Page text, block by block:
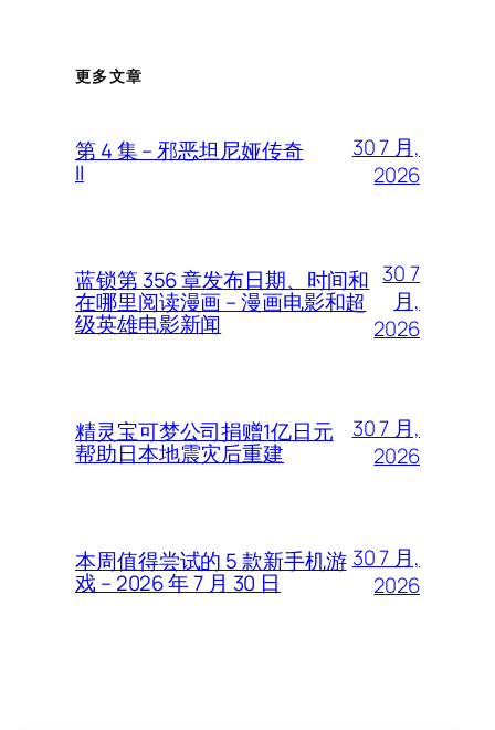
更多文章
第 4 集 – 邪恶坦尼娅传奇
II
30 7 月,
2026
蓝锁第 356 章发布日期、时间和
在哪里阅读漫画 – 漫画电影和超
级英雄电影新闻
30 7
月,
2026
精灵宝可梦公司捐赠1亿日元
帮助日本地震灾后重建
30 7 月,
2026
本周值得尝试的 5 款新手机游
戏 – 2026 年 7 月 30 日
30 7 月,
2026